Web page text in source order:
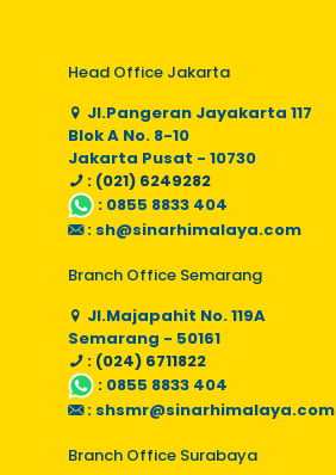
Head Office Jakarta
Jl.Pangeran Jayakarta 117
Blok A No. 8-10
Jakarta Pusat - 10730
: (021) 6249282
: 0855 8833 404
: sh@sinarhimalaya.com
Branch Office Semarang
Jl.Majapahit No. 119A
Semarang - 50161
: (024) 6711822
: 0855 8833 404
: shsmr@sinarhimalaya.com
Branch Office Surabaya